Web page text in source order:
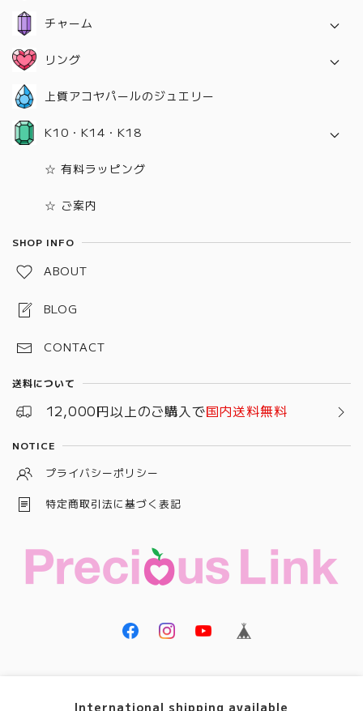
チャーム
ネックレス用チャーム
リング
K10
上質アコヤパールのジュエリー
K10・K14・K18
K10
☆ 有料ラッピング
☆ ご案内
SHOP INFO
ABOUT
BLOG
CONTACT
送料について
12,000円以上のご購入で国内送料無料
NOTICE
プライバシーポリシー
特定商取引法に基づく表記
International shipping available